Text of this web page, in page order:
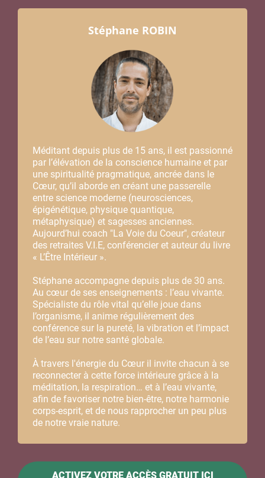
Stéphane ROBIN
Méditant depuis plus de 15 ans, il est passionné
par l’élévation de la conscience humaine et par
une spiritualité pragmatique, ancrée dans le
Cœur, qu’il aborde en créant une passerelle
entre science moderne (neurosciences,
épigénétique, physique quantique,
métaphysique) et sagesses anciennes.
Aujourd’hui coach "La Voie du Coeur", créateur
des retraites V.I.E, conférencier et auteur du livre
« L’Être Intérieur ».
Stéphane accompagne depuis plus de 30 ans.
Au cœur de ses enseignements : l’eau vivante.
Spécialiste du rôle vital qu’elle joue dans
l’organisme, il anime régulièrement des
conférence sur la pureté, la vibration et l’impact
de l’eau sur notre santé globale.
À travers l'énergie du Cœur il invite chacun à se
reconnecter à cette force intérieure grâce à la
méditation, la respiration… et à l’eau vivante,
afin de favoriser notre bien‐être, notre harmonie
corps‐esprit, et de nous rapprocher un peu plus
de notre vraie nature.
ACTIVEZ VOTRE ACCÈS GRATUIT ICI